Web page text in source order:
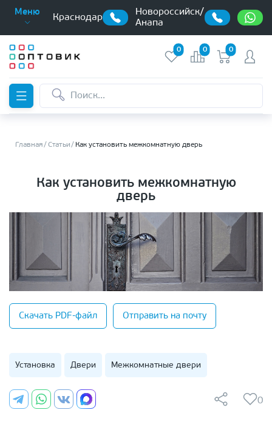
Меню
Краснодар
Новороссийск/
Анапа
0 0 0
Главная Статьи Как установить межкомнатную дверь
Как установить межкомнатную
дверь
Скачать PDF-файл Отправить на почту
Установка Двери Межкомнатные двери
0